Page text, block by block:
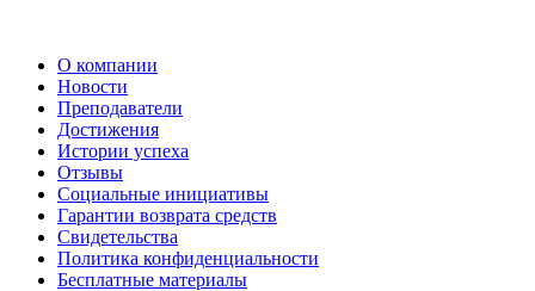
О компании
Новости
Преподаватели
Достижения
Истории успеха
Отзывы
Социальные инициативы
Гарантии возврата средств
Свидетельства
Политика конфиденциальности
Бесплатные материалы